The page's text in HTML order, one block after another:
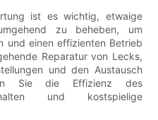
ist es wichtig, etwaige
zu beheben, um
und einen effizienten Betrieb
Reparatur von Lecks,
und den Austausch
Sie die Effizienz des
und kostspielige